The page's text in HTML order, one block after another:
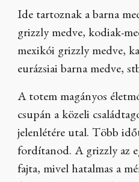
Ide tartoznak a barna
grizzly medve, kodiak-
mexikói grizzly medve,
eurázsiai barna medve,
A totem magányos
csupán a közeli
jelenlétére utal. Több
fordítanod. A grizzly az
fajta, mivel hatalmas a